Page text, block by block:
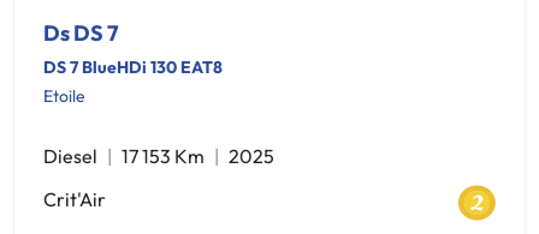
Ds DS 7
DS 7 BlueHDi 130 EAT8
Etoile
Diesel 17 153 Km
2025
Crit'Air